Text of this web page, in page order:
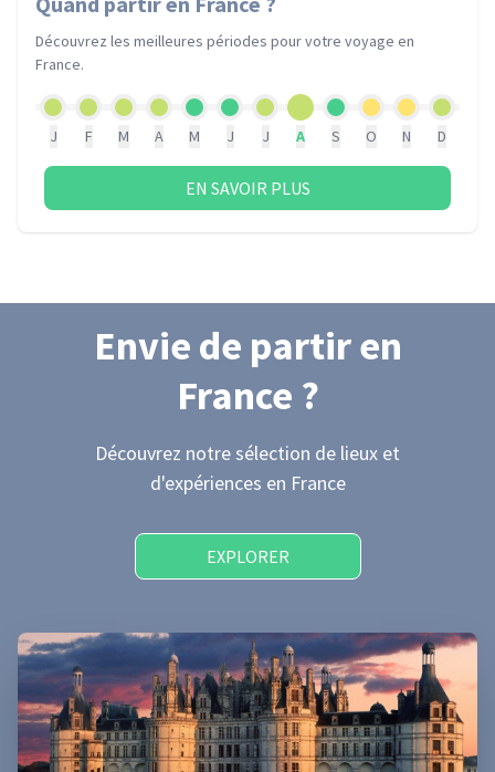
Découvrez les meilleures périodes pour votre voyage en
France.
J F M A M J J A S O N D
EN SAVOIR PLUS
Envie de partiren
France ?
Découvrez notre sélection de lieux et
d'expériences en France
EXPLORER